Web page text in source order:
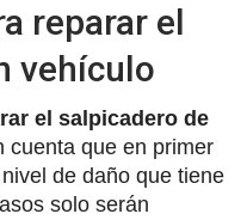
reparar el
vehículo
el salpicadero de
cuenta que en primer
de daño que tiene
solo serán